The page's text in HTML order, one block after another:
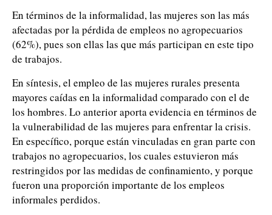
En términos de la informalidad, las mujeres son las más
afectadas por la pérdida de empleos no agropecuarios
(62%), pues son ellas las que más participan en este tipo
de trabajos.
En síntesis, el empleo de las mujeres rurales presenta
mayores caídas en la informalidad comparado con el de
los hombres. Lo anterior aporta evidencia en términos de
la vulnerabilidad de las mujeres para enfrentar la crisis.
En específico, porque están vinculadas en gran parte con
trabajos no agropecuarios, los cuales estuvieron más
restringidos por las medidas de confinamiento, y porque
fueron una proporción importante de los empleos
informales perdidos.